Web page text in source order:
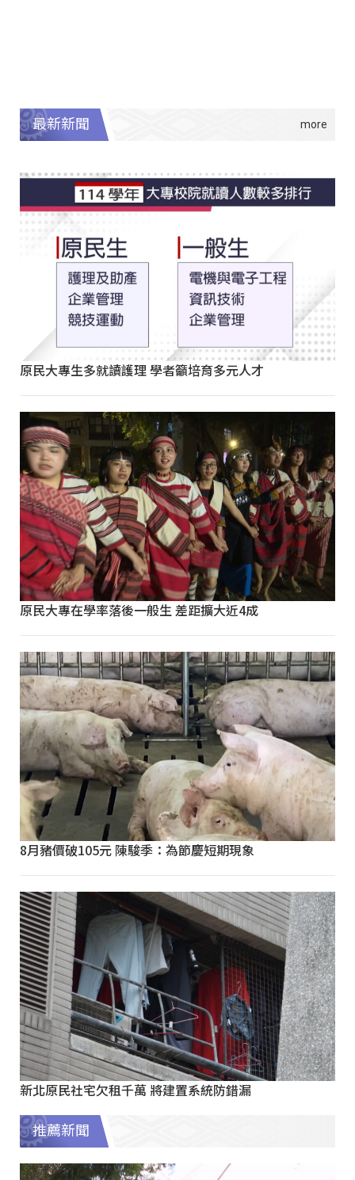
最新新聞
原民大專生多就讀護理 學者籲培育多元人才
原民大專在學率落後一般生 差距擴大近4成
8月豬價破105元 陳駿季：為節慶短期現象
新北原民社宅欠租千萬 將建置系統防錯漏
推薦新聞